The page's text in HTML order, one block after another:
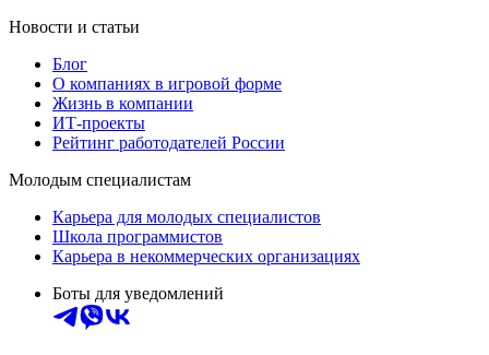
Новости и статьи
Блог
О компаниях в игровой форме
Жизнь в компании
ИТ-проекты
Рейтинг работодателей России
Молодым специалистам
Карьера для молодых специалистов
Школа программистов
Карьера в некоммерческих организациях
Боты для уведомлений